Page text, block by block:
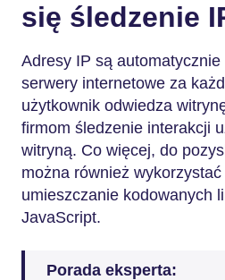
się śledzenie
Adresy IP są
serwery internetowe za
użytkownik odwiedza
firmom śledzenie interakcji
witryną. Co więcej, do
można również
umieszczanie kodowanych
JavaScript.
Porada eksperta: